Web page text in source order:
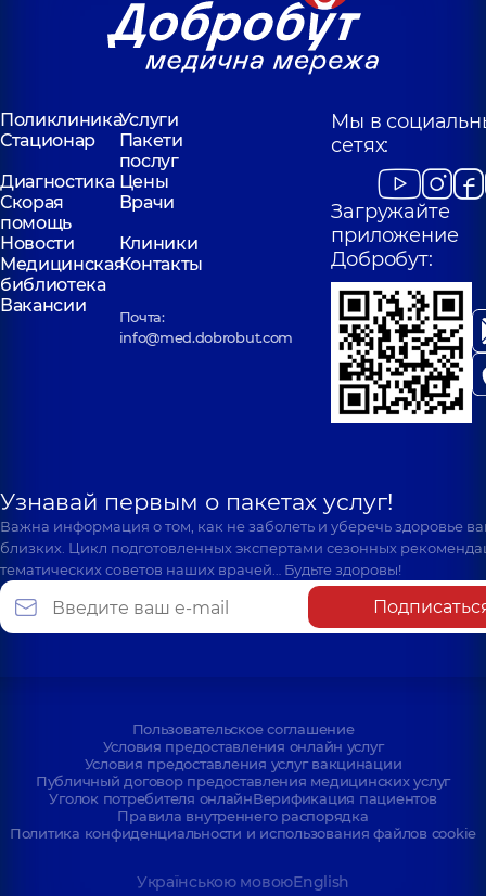
ПоликлиникаУслуги
Стационар
Пакети
послуг
Диагностика Цены
Скорая
помощь
Врачи
Новости
Клиники
Медицинская
библиотека
Контакты
Вакансии
Почта:
info@med.dobrobut.com
Мы в
сетях:
Загружайте
приложение
Добробут:
Узнавай первым о пакетах услуг!
Важна информация о том, как не заболеть и уберечь здоровье
близких. Цикл подготовленных экспертами сезонных
тематических советов наших врачей… Будьте здоровы!
Пользовательское соглашение
Условия предоставления онлайн услуг
Условия предоставления услуг вакцинации
Публичный договор предоставления медицинских услуг
Уголок потребителя онлайнВерификация пациентов
Правила внутреннего распорядка
Политика конфиденциальности и использования файлов cookie
Українською мовоюEnglish